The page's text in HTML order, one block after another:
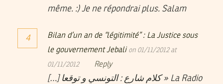
même. :) Je ne répondrai plus. Salam
4
Bilan d’un an de “légitimité” : La Justice sous
le gouvernement Jebali on 01/11/2012 at
01/11/2012 Reply
[…] كلام شارع : التونسي و توقعا » La Radio